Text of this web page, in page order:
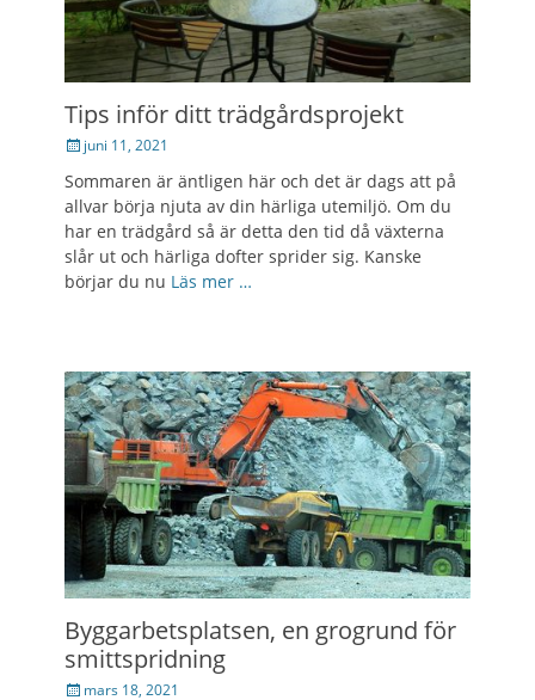
Tips inför ditt trädgårdsprojekt
Postedjuni 11, 2021
Sommaren är äntligen här och det är dags att på
allvar börja njuta av din härliga utemiljö. Om du
har en trädgård så är detta den tid då växterna
slår ut och härliga dofter sprider sig. Kanske
börjar du nu Läs mer …
Byggarbetsplatsen, en grogrund för
smittspridning
Posted
mars 18, 2021